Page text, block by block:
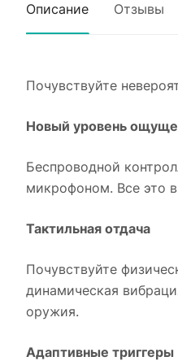
Описание Отзывы
Почувствуйте
Новый уровень
Беспроводной
микрофоном. Все это
Тактильная отдача
Почувствуйте
динамическая
оружия.
Адаптивные триггеры